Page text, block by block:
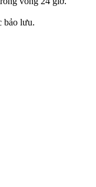
bảo lưu.